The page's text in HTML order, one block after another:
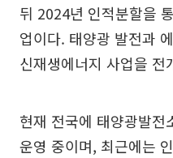
뒤 2024년 인적분할을
업이다. 태양광 발전과
신재생에너지 사업을 전
현재 전국에 태양광발전
운영 중이며, 최근에는